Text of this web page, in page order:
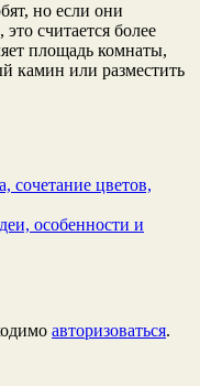
но если они
считается более
площадь комнаты,
камин или разместить
сочетание цветов,
особенности и
авторизоваться.